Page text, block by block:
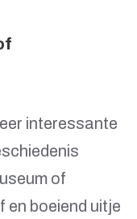
interessante
of
en boeiend uitje